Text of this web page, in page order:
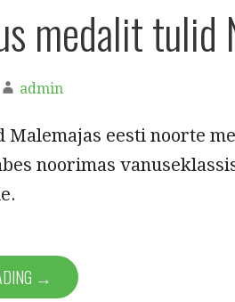
medalit tulid
admin
Malemajas eesti noorte
noorimas
→